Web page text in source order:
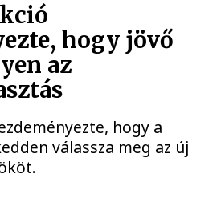
hogy jövő
az
hogy a
válassza meg az új